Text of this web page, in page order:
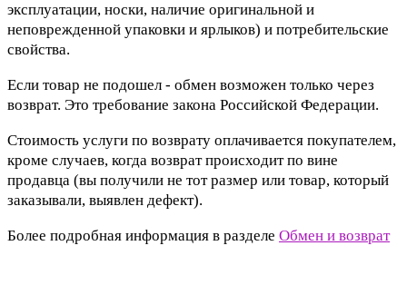
эксплуатации, носки, наличие оригинальной и
неповрежденной упаковки и ярлыков) и потребительские
свойства.
Если товар не подошел - обмен возможен только через
возврат. Это требование закона Российской Федерации.
Стоимость услуги по возврату оплачивается покупателем,
кроме случаев, когда возврат происходит по вине
продавца (вы получили не тот размер или товар, который
заказывали, выявлен дефект).
Более подробная информация в разделе Обмен и возврат